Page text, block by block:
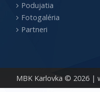
MBK Karlovka © 2026 |
Podujatia
Fotogaléria
Partneri